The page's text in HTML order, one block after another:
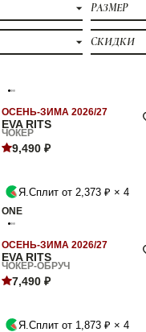
РАЗМЕР
СКИДКИ
EVA RITS
ОСЕНЬ-ЗИМА 2026/27
ЧОКЕР
9,490 ₽
Я.Сплит от 2,373 ₽ × 4
ONE
EVA RITS
ОСЕНЬ-ЗИМА 2026/27
ЧОКЕР-ОБРУЧ
7,490 ₽
Я.Сплит от 1,873 ₽ × 4